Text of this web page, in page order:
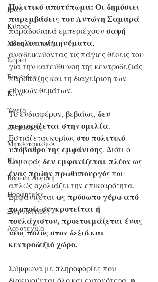
Ιράν
Κύπρος
Μέση Ανατολή
Σύρια
Επιστήμη
Kίνα
Υγεία
Aντιθέσεις
Μητσοτακισμός
Κίνα
Βόρεια Αφρική
Προφητείες
Ξαφνικίτιδες
Λογοτεχνία
Πολιτικό αποτύπωμα: Οι δημόσιες
παρεμβάσεις του Αντώνη Σαμαρά
παραδοσιακά εμπεριέχουν σαφή
ιδεολογικά μηνύματα,
αναδεικνύοντας τις πάγιες θέσεις του
για την κατεύθυνση της κεντροδεξιάς
παράταξης και τη διαχείριση των
εθνικών θεμάτων.
Το ενδιαφέρον, βεβαίως, δεν
περιορίζεται στην ομιλία.
Εστιάζεται κυρίως στο πολιτικό
υπόβαθρο της εμφάνισης. Διότι ο
Σαμαράς δεν εμφανίζεται πλέον ως
ένας πρώην πρωθυπουργός που
απλώς σχολιάζει την επικαιρότητα.
Εμφανίζεται ως πρόσωπο γύρω από
το οποίο συγκροτείται ή
τουλάχιστον, προετοιμάζεται ένας
νέος πόλος στον δεξιό και
κεντροδεξιό χώρο.
Σύμφωνα με πληροφορίες που
διακινούνται όλο και εντονότερα, η